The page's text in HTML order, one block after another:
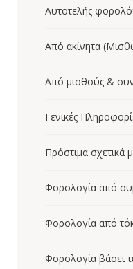
Aυτοτελής
Από ακίνητα
Από μισθούς &
Γενικές
Πρόστιμα σχετικά
Φορολογία από
Φορολογία από
Φορολογία βάσει